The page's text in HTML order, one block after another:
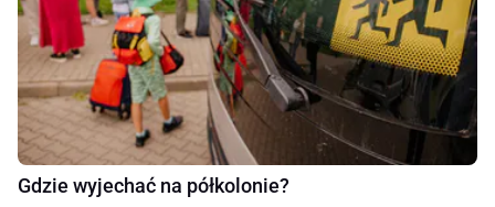
Gdzie wyjechać na półkolonie?